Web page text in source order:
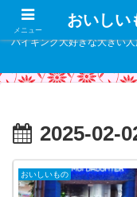
" />
バイキング大好きな大きい
2025-02-
おいしいもの
メニュー
おいしい